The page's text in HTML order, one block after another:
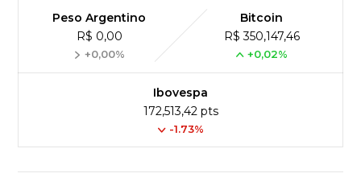
Peso Argentino
R$ 0,00
+0,00%
Bitcoin
R$ 350,147,46
+0,02%
Ibovespa
172,513,42 pts
-1.73%